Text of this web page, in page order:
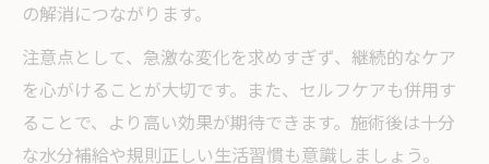
の解消につながります。
注意点として、急激な変化を求めすぎず、継続的なケア
を心がけることが大切です。また、セルフケアも併用す
ることで、より高い効果が期待できます。施術後は十分
な水分補給や規則正しい生活習慣も意識しましょう。